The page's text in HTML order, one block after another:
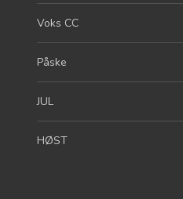
Voks CC
Påske
JUL
HØST